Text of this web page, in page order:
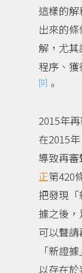
這樣的
出來的
解，尤
程序、
[8] 。
2015年
在2015
導致再
正第420
把發現
據之後
可以聲
「新證
以存在